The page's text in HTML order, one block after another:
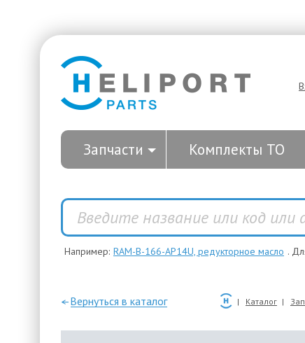
Запчасти Комплекты ТО
Например: RAM-B-166-AP14U, редукторное масло .
—Вернуться в каталог Каталог